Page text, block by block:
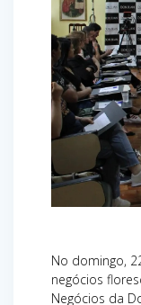
No domingo,
negócios
Negócios da